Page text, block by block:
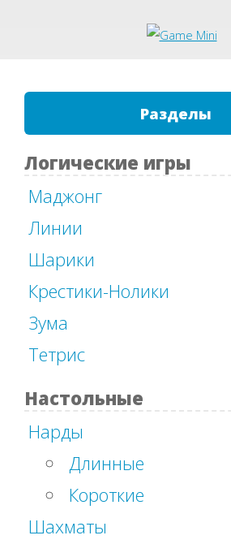
Разделы
Логические игры
Маджонг
Линии
Шарики
Крестики-Нолики
Зума
Тетрис
Настольные
Нарды
Длинные
Короткие
Шахматы